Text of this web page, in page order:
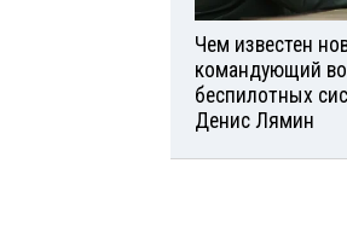
Чем известен
командующий
беспилотных
Денис Лямин